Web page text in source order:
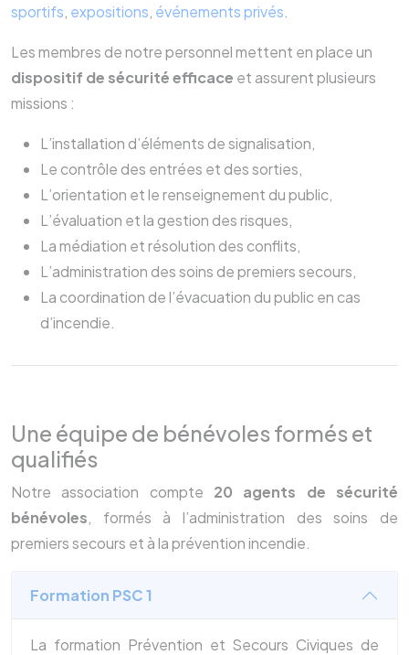
sportifs, expositions, événements privés.
Les membres de notre personnel mettent en place un
dispositif de sécuritéefficace et assurent plusieurs
missions :
L’installation d’éléments de signalisation,
Le contrôle des entrées et des sorties,
L’orientation et le renseignement du public,
L’évaluation et la gestion des risques,
La médiation et résolution des conflits,
L’administration des soins de premiers secours,
La coordination de l’évacuation du public en cas
d’incendie.
Une équipe de bénévoles formés et
qualifiés
Notre association compte 20 agents de sécurité
bénévoles, formés à l’administration des soins de
premiers secours et à la prévention incendie.
Formation PSC 1
La formation Prévention et Secours Civiques de